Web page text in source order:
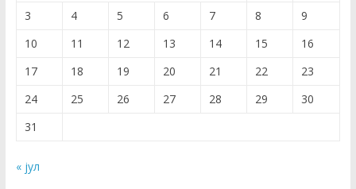
3
4 5 6 7 8
9
10
11 12 13 14 15
16
17
18 19 20 21 22
23
24
25 26 27 28 29
30
31
« јул